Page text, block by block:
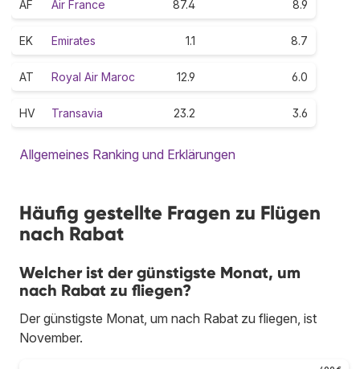
AF Air France 87.4 8.9
EK Emirates 1.1 8.7
AT Royal Air Maroc 12.9 6.0
HV Transavia 23.2 3.6
Allgemeines Ranking und Erklärungen
Häufig gestellte Fragen zu Flügen
nach Rabat
Welcher ist der günstigste Monat, um
nach Rabat zu fliegen?
Der günstigste Monat, um nach Rabat zu fliegen, ist
November.